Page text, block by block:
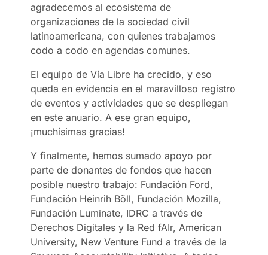
agradecemos al ecosistema de
organizaciones de la sociedad civil
latinoamericana, con quienes trabajamos
codo a codo en agendas comunes.
El equipo de Vía Libre ha crecido, y eso
queda en evidencia en el maravilloso registro
de eventos y actividades que se despliegan
en este anuario. A ese gran equipo,
¡muchísimas gracias!
Y finalmente, hemos sumado apoyo por
parte de donantes de fondos que hacen
posible nuestro trabajo: Fundación Ford,
Fundación Heinrih Böll, Fundación Mozilla,
Fundación Luminate, IDRC a través de
Derechos Digitales y la Red fAIr, American
University, New Venture Fund a través de la